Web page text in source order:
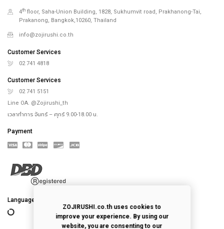
4th floor, Saha-Union Building, 1828, Sukhumvit road, Prakhanong-Tai,
Prakanong, Bangkok,10260, Thailand
info@zojirushi.co.th
Customer Services
02 741 4818
Customer Services
02 741 5151
Line OA. @Zojirushi_th
เวลาทำการ จันทร์ – ศุกร์ 9.00-18.00 น.
Payment
Language
ZOJIRUSHI.co.th uses cookies to
improve your experience. By using our
website, you are consenting to our